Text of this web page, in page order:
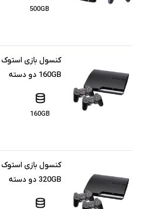
500GB
160GB دو دسته
160GB
320GB دو دسته